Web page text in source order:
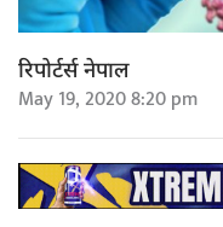
रिपोर्टर्स नेपाल
May 19, 2020 8:20 pm